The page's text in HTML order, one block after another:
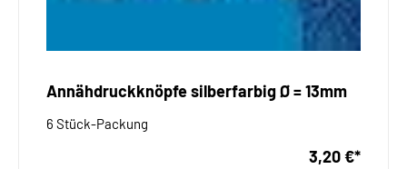
Annähdruckknöpfe silberfarbig Ø = 13mm
6 Stück-Packung
3,20 €*